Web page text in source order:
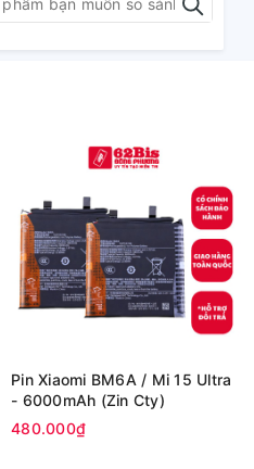
Pin Xiaomi BM6A / Mi 15 Ultra
- 6000mAh (Zin Cty)
480.000₫